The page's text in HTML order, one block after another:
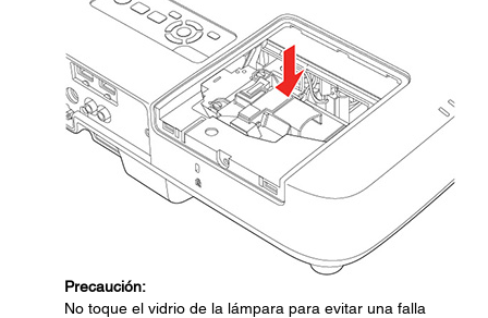
Precaución:
No toque el vidrio de la lámpara para evitar una falla